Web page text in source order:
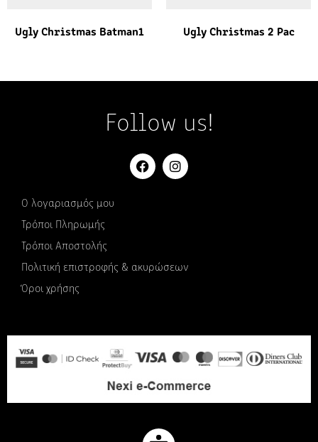
Ugly Christmas Batman1 Ugly Christmas 2 Pac
Follow us!
Ο λογαριασμός μου
Τρόποι Πληρωμής
Τρόποι Αποστολής
Πολιτική επιστροφής & ακυρώσεων
Όροι χρήσης